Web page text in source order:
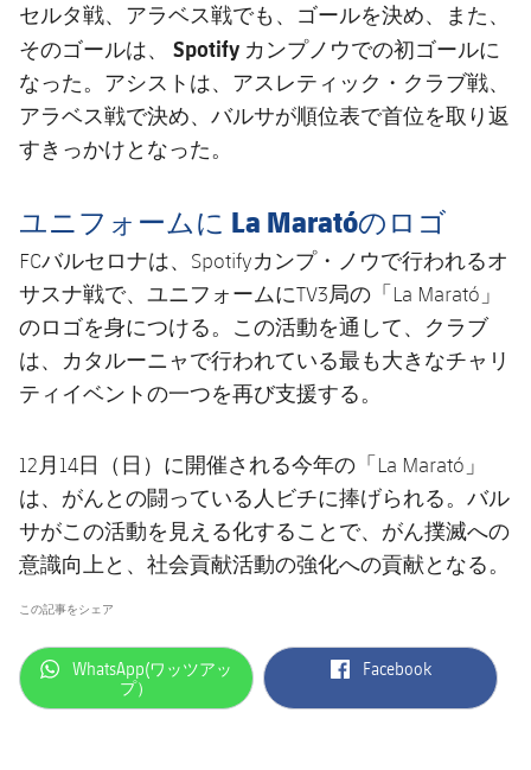
セルタ戦、アラベス戦でも、ゴールを決め、また、
そのゴールは、
Spotify カンプノウでの初ゴールに
なった。アシストは、アスレティック・クラブ戦、
アラベス戦で決め、バルサが順位表で首位を取り返
すきっかけとなった。
ユニフォームに La Maratóのロゴ
FCバルセロナは、Spotifyカンプ・ノウで行われるオ
サスナ戦で、ユニフォームにTV3局の「La Marató」
のロゴを身につける。この活動を通して、クラブ
は、カタルーニャで行われている最も大きなチャリ
ティイベントの一つを再び支援する。
12月14日（日）に開催される今年の「La Marató」
は、がんとの闘っている人ビチに捧げられる。バル
サがこの活動を見える化することで、がん撲滅への
意識向上と、社会貢献活動の強化への貢献となる。
この記事をシェア
label.aria.whatsapp
WhatsApp(ワッツアッ
プ）
label.aria.facebook
Facebook